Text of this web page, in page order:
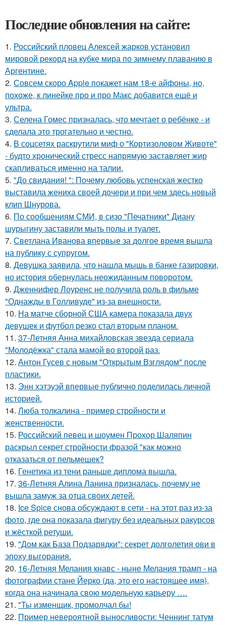
Последние обновления на сайте:
1. Российский пловец Алексей жарков установил
мировой рекорд на кубке мира по зимнему плаванию в
Аргентине.
2. Совсем скоро Apple покажет нам 18-е айфоны, но,
похоже, к линейке про и про Макс добавится ещё и
ультра.
3. Селена Гомес призналась, что мечтает о ребёнке - и
сделала это трогательно и честно.
4. В соцсетях раскрутили миф о "Кортизоловом Животе"
- будто хронический стресс напрямую заставляет жир
скапливаться именно на талии.
5. "До свидания! ": Почему любовь успенская жестко
выставила жениха своей дочери и при чем здесь новый
клип Шнурова.
6. По сообщениям СМИ, в сизо "Печатники" Диану
шурыгину заставили мыть полы и туалет.
7. Светлана Иванова впервые за долгое время вышла
на публику с супругом.
8. Девушка заявила, что нашла мышь в банке газировки,
но история обернулась неожиданным поворотом.
9. Дженнифер Лоуренс не получила роль в фильме
"Однажды в Голливуде" из-за внешности.
10. На матче сборной США камера показала двух
девушек и футбол резко стал вторым планом.
11. 37-Летняя Анна михайловская звезда сериала
"Молодёжка" стала мамой во второй раз.
12. Антон Гусев с новым "Открытым Взглядом" после
пластики.
13. Энн хэтэуэй впервые публично поделилась личной
историей.
14. Люба толкалина - пример стройности и
женственности.
15. Российский певец и шоумен Прохор Шаляпин
раскрыл секрет стройности фразой "как можно
отказаться от пельмешек?
16. Генетика из тени раньше диплома вышла.
17. 36-Летняя Алина Ланина призналась, почему не
вышла замуж за отца своих детей.
18. Ice Spice снова обсуждают в сети - на этот раз из-за
фото, где она показала фигуру без идеальных ракурсов
и жёсткой ретуши.
19. "Дом как База Подзарядки": секрет долголетия ови в
эпоху выгорания.
20. 16-Летняя Мелания кнавс - ныне Мелания трамп - на
фотографии стане Йерко (да, это его настоящее имя),
когда она начинала свою модельную карьеру ….
21. "Ты изменщик, промолчал бы!
22. Пример невероятной выносливости: Ченнинг татум